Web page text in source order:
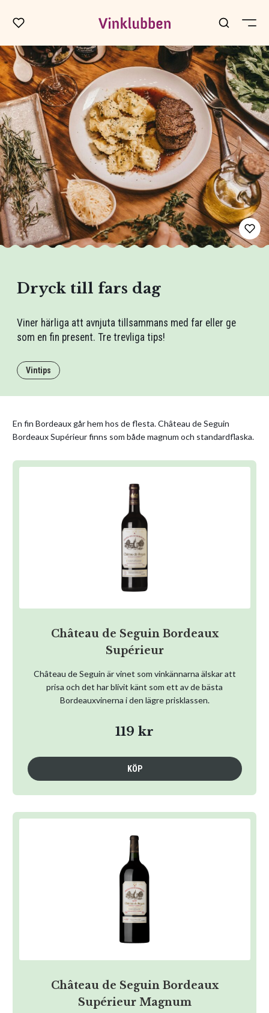
Dryck till fars dag
Viner härliga att avnjuta tillsammans med far eller ge
som en fin present. Tre trevliga tips!
Vintips
En fin Bordeaux går hem hos de flesta. Château de Seguin
Bordeaux Supérieur finns som både magnum och standardflaska.
Château de Seguin Bordeaux
Supérieur
Château de Seguin är vinet som vinkännarna älskar att
prisa och det har blivit känt som ett av de bästa
Bordeauxvinerna i den lägre prisklassen.
119 kr
KÖP
Château de Seguin Bordeaux
Supérieur Magnum